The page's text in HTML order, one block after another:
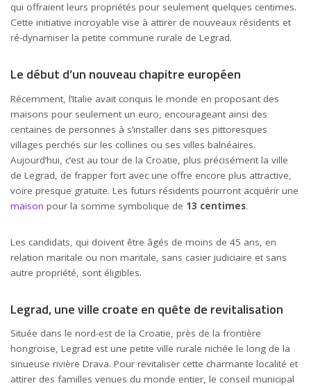
qui offraient leurs propriétés pour seulement quelques centimes.
Cette initiative incroyable vise à attirer de nouveaux résidents et
ré-dynamiser la petite commune rurale de Legrad.
Le début d’un nouveau chapitre européen
Récemment, l’Italie avait conquis le monde en proposant des
maisons pour seulement un euro, encourageant ainsi des
centaines de personnes à s’installer dans ses pittoresques
villages perchés sur les collines ou ses villes balnéaires.
Aujourd’hui, c’est au tour de la Croatie, plus précisément la ville
de Legrad, de frapper fort avec une offre encore plus attractive,
voire presque gratuite. Les futurs résidents pourront acquérir une
maison pour la somme symbolique de 13 centimes.
Les candidats, qui doivent être âgés de moins de 45 ans, en
relation maritale ou non maritale, sans casier judiciaire et sans
autre propriété, sont éligibles.
Legrad, une ville croate en quête de revitalisation
Située dans le nord-est de la Croatie, près de la frontière
hongroise, Legrad est une petite ville rurale nichée le long de la
sinueuse rivière Drava. Pour revitaliser cette charmante localité et
attirer des familles venues du monde entier, le conseil municipal